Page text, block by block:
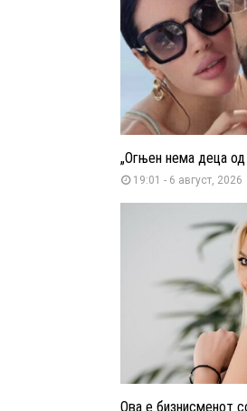
„Огњен нема деца од
19:01 - 6 август, 2026
Ова е бизнисменот